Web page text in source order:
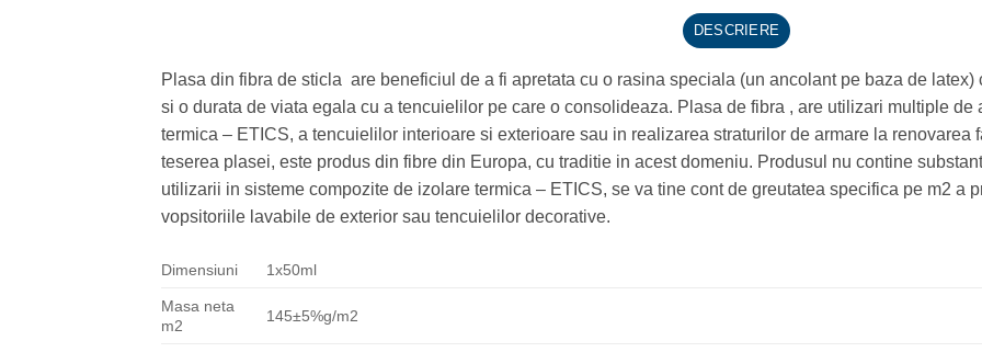
DESCRIERE
Plasa din fibra de sticla are beneficiul de a fi apretata cu o rasina speciala (un ancolant pe baza de
si o durata de viata egala cu a tencuielilor pe care o consolideaza. Plasa de fibra , are utilizari multiple de
termica – ETICS, a tencuielilor interioare si exterioare sau in realizarea straturilor de armare la renovarea
teserea plasei, este produs din fibre din Europa, cu traditie in acest domeniu. Produsul nu contine
utilizarii in sisteme compozite de izolare termica – ETICS, se va tine cont de greutatea specifica pe m2 a
vopsitoriile lavabile de exterior sau tencuielilor decorative.
Dimensiuni 1x50ml
Masa neta
m2
145±5%g/m2